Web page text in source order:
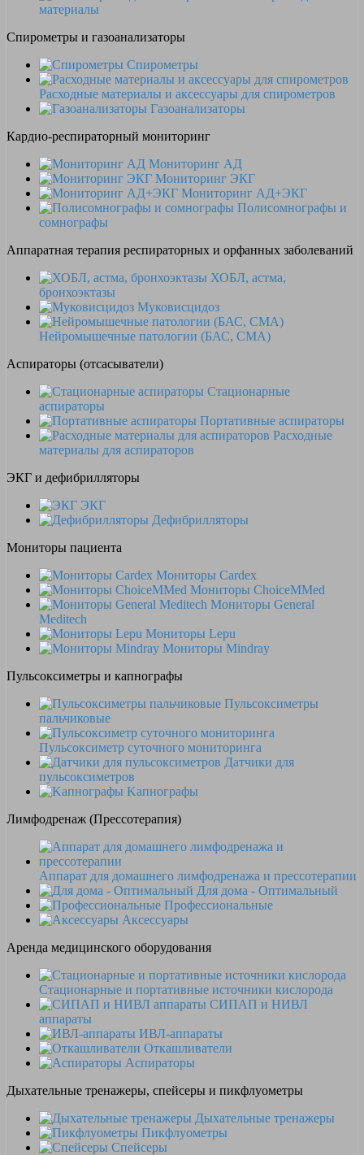
материалы
Спирометры и газоанализаторы
Спирометры
Расходные материалы и аксессуары для спирометров
Газоанализаторы
Кардио-респираторный мониторинг
Мониторинг АД
Мониторинг ЭКГ
Мониторинг АД+ЭКГ
Полисомнографы и
сомнографы
Аппаратная терапия респираторных и орфанных заболеваний
ХОБЛ, астма,
бронхоэктазы
Муковисцидоз
Нейромышечные патологии (БАС, СМА)
Аспираторы (отсасыватели)
Стационарные
аспираторы
Портативные аспираторы
Расходные
материалы для аспираторов
ЭКГ и дефибрилляторы
ЭКГ
Дефибрилляторы
Мониторы пациента
Мониторы Cardex
Мониторы ChoiceMMed
Мониторы General
Meditech
Мониторы Lepu
Мониторы Mindray
Пульсоксиметры и капнографы
Пульсоксиметры
пальчиковые
Пульсоксиметр суточного мониторинга
Датчики для
пульсоксиметров
Kапнографы
Лимфодренаж (Прессотерапия)
Аппарат для домашнего лимфодренажа и прессотерапии
Для дома - Оптимальный
Профессиональные
Аксессуары
Аренда медицинского оборудования
Стационарные и портативные источники кислорода
СИПАП и НИВЛ
аппараты
ИВЛ-аппараты
Откашливатели
Аспираторы
Дыхательные тренажеры, спейсеры и пикфлуометры
Дыхательные тренажеры
Пикфлуометры
Спейсеры